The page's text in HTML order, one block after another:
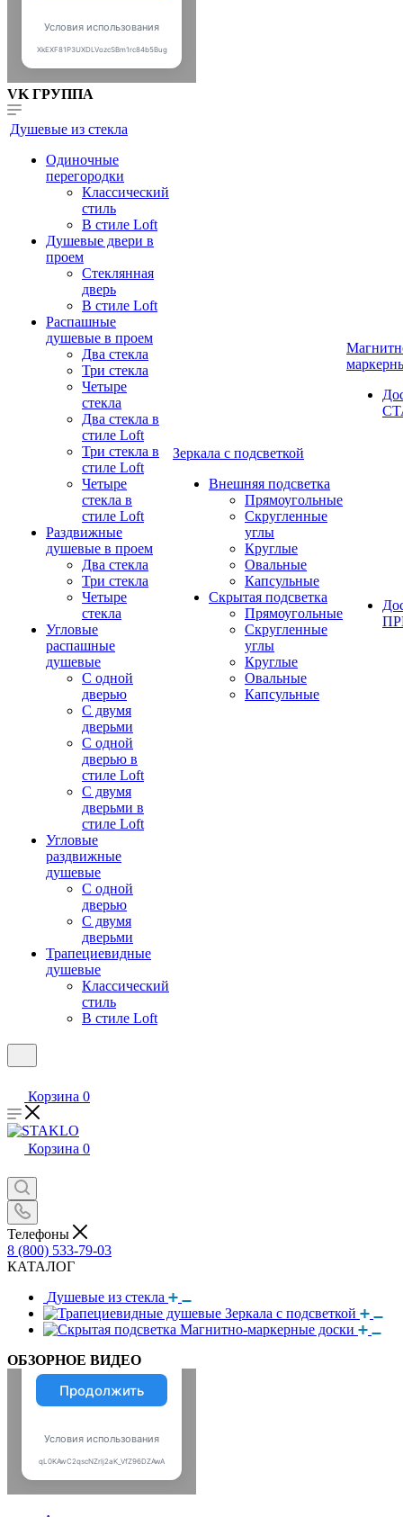
VK ГРУППА
Душевые из стекла
Одиночные
перегородки
Классический
стиль
В стиле Loft
Душевые двери в
проем
Стеклянная
дверь
В стиле Loft
Распашные
душевые в проем
Два стекла
Три стекла
Четыре
стекла
Два стекла в
стиле Loft
Три стекла в
стиле Loft
Четыре
стекла в
стиле Loft
Раздвижные
душевые в проем
Два стекла
Три стекла
Четыре
стекла
Угловые
распашные
душевые
С одной
дверью
С двумя
дверьми
С одной
дверью в
стиле Loft
С двумя
дверьми в
стиле Loft
Угловые
раздвижные
душевые
С одной
дверью
С двумя
дверьми
Трапециевидные
душевые
Классический
стиль
В стиле Loft
Зеркала с подсветкой
Внешняя подсветка
Прямоугольные
Скругленные
углы
Круглые
Овальные
Капсульные
Скрытая подсветка
Прямоугольные
Скругленные
углы
Круглые
Овальные
Капсульные
Корзина 0
Корзина 0
Телефоны
8 (800) 533-79-03
КАТАЛОГ
Душевые из стекла
Зеркала с подсветкой
Магнитно-маркерные доски
ОБЗОРНОЕ ВИДЕО